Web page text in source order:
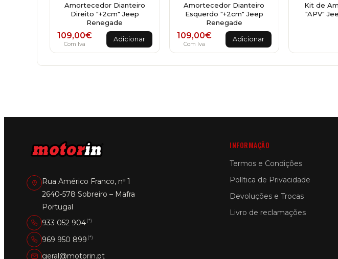
Amortecedor Dianteiro
Direito "+2cm" Jeep
Renegade
109,00€
Com Iva
Adicionar
Amortecedor Dianteiro
Esquerdo "+2cm" Jeep
Renegade
109,00€
Com Iva
Adicionar
Kit de
"APV"
Rua Américo Franco, nº 1
2640-578 Sobreiro – Mafra
Portugal
933 052 904(*)
969 950 899 (*)
geral@motorin.pt
INFORMAÇÃO
Termos e Condições
Política de Privacidade
Devoluções e Trocas
Livro de reclamações